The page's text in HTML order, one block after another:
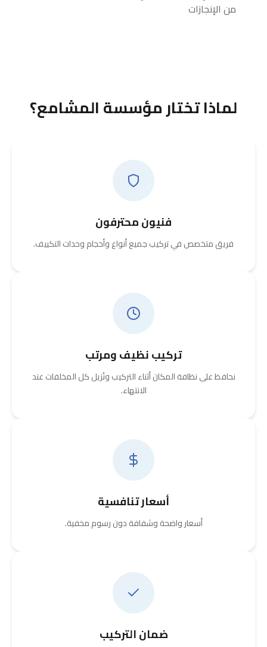
من الإنجازات
لماذا تختار مؤسسة المشامع؟
فنيون محترفون
فريق متخصص في تركيب جميع أنواع وأحجام وحدات التكييف.
تركيب نظيف ومرتب
نحافظ على نظافة المكان أثناء التركيب ونُزيل كل المخلفات عند
الانتهاء.
أسعار تنافسية
أسعار واضحة وشفافة دون رسوم مخفية.
ضمان التركيب